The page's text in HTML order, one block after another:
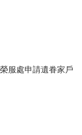
服處申請遺眷家戶